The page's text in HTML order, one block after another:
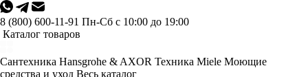
8 (800) 600-11-91 Пн-Сб с 10:00 до 19:00
Каталог товаров
Сантехника Hansgrohe & AXOR Техника Miele Моющие
средства и уход Весь каталог